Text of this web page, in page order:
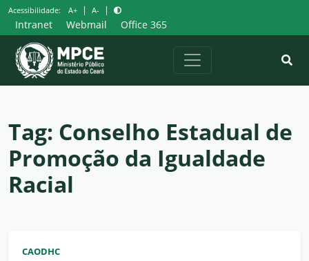
Pular
para
o
conteúdo
Acessibilidade: A+ | A- |
Intranet Webmail Office 365
Tag: Conselho Estadual de
Promoção da Igualdade
Racial
CAODHC